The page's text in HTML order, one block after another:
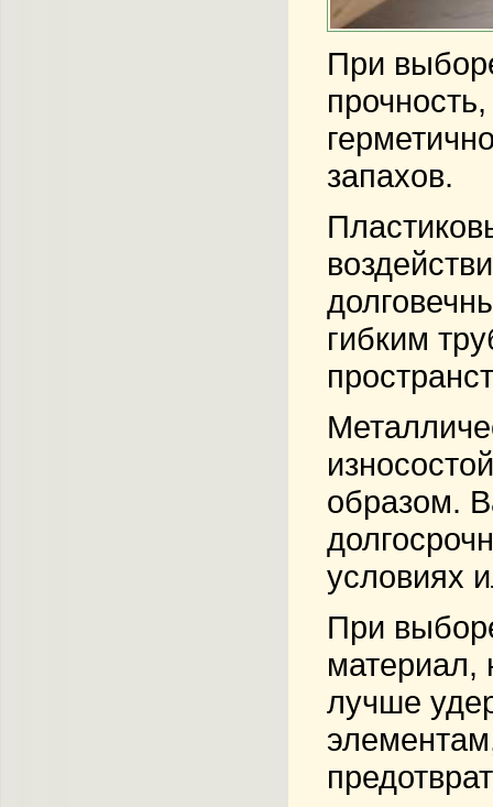
При
запахов.
гибким
образом.
условиях
При
материал,
лучше